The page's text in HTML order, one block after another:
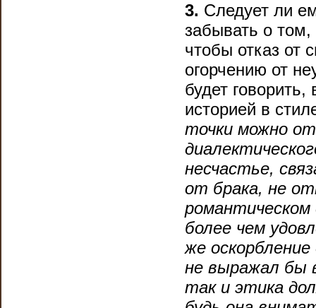
3. Следует ли
забывать о том,
чтобы отказ от
огорчению от
будет
историей в
точки можно
несчастье,
от брака, не
более чем
же
не выражал бы
так и этика